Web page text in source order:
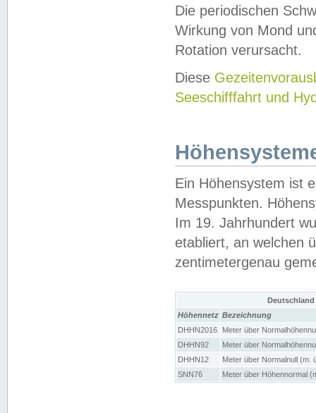
Die periodischen
Wirkung von Mond
Rotation verursacht.
Diese
Seeschifffahrt und
Ein Höhensystem ist
Messpunkten.
Im 19. Jahrhundert
etabliert, an welchen
zentimetergenau
Höhennetz Bezeichnung
DHHN2016
Meter über
DHHN92
Meter über
DHHN12
Meter über Normalnull (m.
SNN76
Meter über Höhennormal